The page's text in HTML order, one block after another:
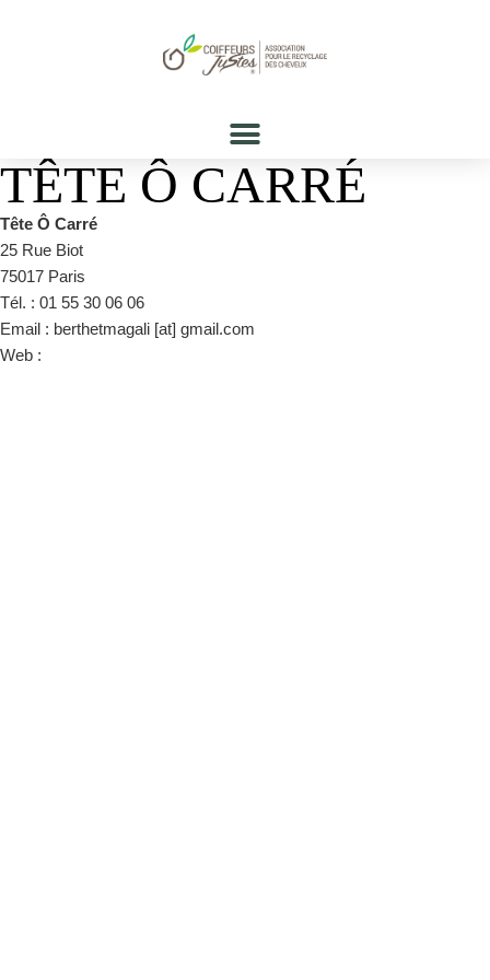
TÊTE Ô CARRÉ
Tête Ô Carré
25 Rue Biot
75017 Paris
Tél. : 01 55 30 06 06
Email : berthetmagali [at] gmail.com
Web :